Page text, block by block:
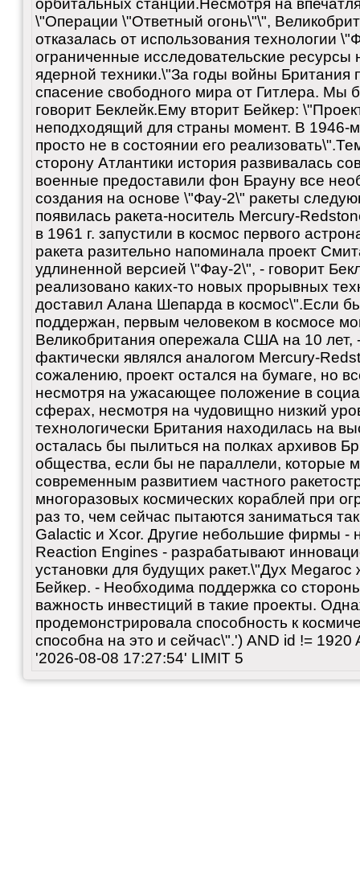
орбитальных станций.Несмотря на
\"Операции \"Ответный огонь\"\",
отказалась от использования технологии
ограниченные исследовательские ресурсы
ядерной техники.\"За годы войны Британия
спасение свободного мира от Гитлера. Мы
говорит Беклейк.Ему вторит Бейкер:
неподходящий для страны момент. В 1946-
просто не в состоянии его
сторону Атлантики история развивалась
военные предоставили фон Брауну все
создания на основе \"Фау-2\" ракеты
появилась ракета-носитель Mercury-
в 1961 г. запустили в космос первого
ракета разительно напоминала проект
удлиненной версией \"Фау-2\", - говорит
реализовано каких-то новых прорывных
доставил Алана Шепарда в космос\".Если
поддержан, первым человеком в космосе
Великобритания опережала США на 10 лет,
фактически являлся аналогом Mercury-
сожалению, проект остался на бумаге, но
несмотря на ужасающее положение в
сферах, несмотря на чудовищно низкий
технологически Британия находилась на
осталась бы пылиться на полках архивов
общества, если бы не параллели, которые
современным развитием частного
многоразовых космических кораблей при
раз то, чем сейчас пытаются заниматься
Galactic и Xcor. Другие небольшие фирмы -
Reaction Engines - разрабатывают
установки для будущих ракет.\"Дух
Бейкер. - Необходима поддержка со
важность инвестиций в такие проекты.
продемонстрировала способность к
способна на это и сейчас\".') AND id !=
'2026-08-08 17:27:54' LIMIT 5